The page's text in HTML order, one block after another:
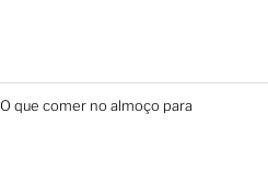
O que comer no almoço para